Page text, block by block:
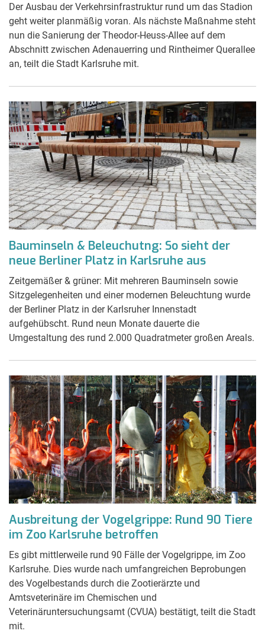
Der Ausbau der Verkehrsinfrastruktur rund um das Stadion
geht weiter planmäßig voran. Als nächste Maßnahme steht
nun die Sanierung der Theodor-Heuss-Allee auf dem
Abschnitt zwischen Adenauerring und Rintheimer Querallee
an, teilt die Stadt Karlsruhe mit.
Bauminseln & Beleuchutng: So sieht der
neue Berliner Platz in Karlsruhe aus
Zeitgemäßer & grüner: Mit mehreren Bauminseln sowie
Sitzgelegenheiten und einer modernen Beleuchtung wurde
der Berliner Platz in der Karlsruher Innenstadt
aufgehübscht. Rund neun Monate dauerte die
Umgestaltung des rund 2.000 Quadratmeter großen Areals.
Ausbreitung der Vogelgrippe: Rund 90 Tiere
im Zoo Karlsruhe betroffen
Es gibt mittlerweile rund 90 Fälle der Vogelgrippe, im Zoo
Karlsruhe. Dies wurde nach umfangreichen Beprobungen
des Vogelbestands durch die Zootierärzte und
Amtsveterinäre im Chemischen und
Veterinäruntersuchungsamt (CVUA) bestätigt, teilt die Stadt
mit.